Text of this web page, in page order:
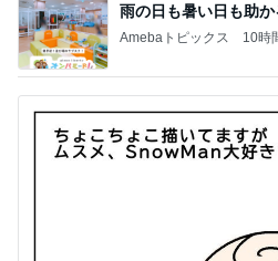
雨の日も暑い日も助
Amebaトピックス 10時